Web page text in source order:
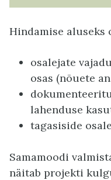
Hindamise aluseks
osalejate
osas (nõuete
lahenduse
tagasiside
Samamoodi
näitab projekti